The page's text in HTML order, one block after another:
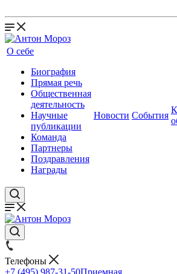
О себе
Биография
Прямая речь
Общественная
деятельность
Научные
публикации
Команда
Партнеры
Поздравления
Награды
Новости События
К
Телефоны
+7 (495) 987-31-50Приемная